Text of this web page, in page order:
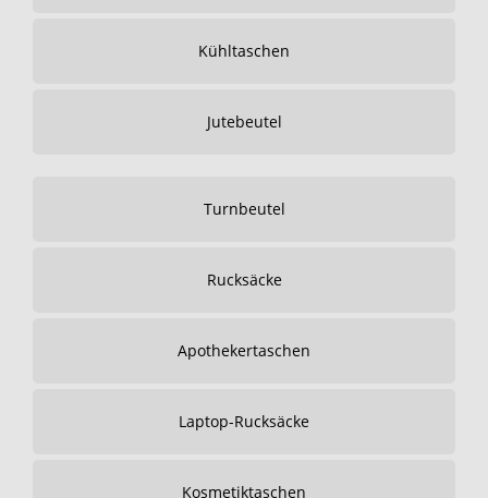
Kühltaschen
Jutebeutel
Turnbeutel
Rucksäcke
Apothekertaschen
Laptop-Rucksäcke
Kosmetiktaschen